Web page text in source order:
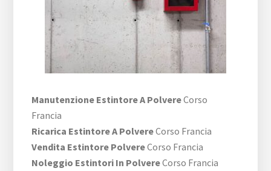
Manutenzione Estintore A PolvereCorso
Francia
Ricarica Estintore A PolvereCorso Francia
Vendita Estintore PolvereCorso Francia
Noleggio Estintori In PolvereCorso Francia